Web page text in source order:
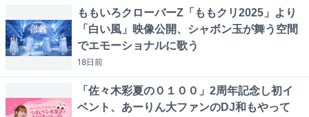
ももいろクローバーZ「ももクリ2025」より
「白い風」映像公開、シャボン玉が舞う空間
でエモーショナルに歌う
18日前
「佐々木彩夏の０１００」2周年記念し初イ
ベント、あーりん大ファンのDJ和もやって